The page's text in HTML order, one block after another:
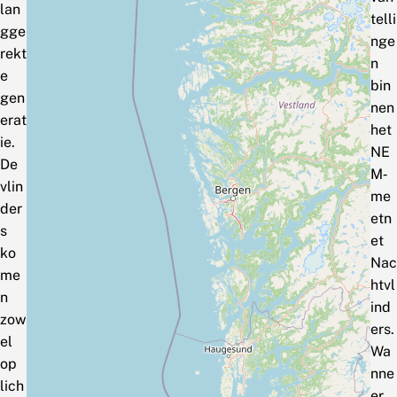
lan
gge
rekt
e
gen
erat
ie.
De
vlin
der
s
ko
me
n
zow
el
op
lich
telli
nge
n
bin
nen
het
NE
M‑
me
etn
et
Nac
htvl
ind
ers.
Wa
nne